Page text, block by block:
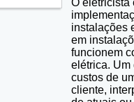
O eletricista
instalações
em
funcionem
elétrica. Um
custos de
cliente,